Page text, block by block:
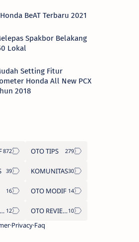
BeAT Terbaru 2021
Spakbor Belakang
Lokal
Setting Fitur
Honda All New PCX
2018
OTO TIPS
KOMUNITAS
OTO MODIF
MOTORSPORT
OTO REVIEW
Privacy Faq